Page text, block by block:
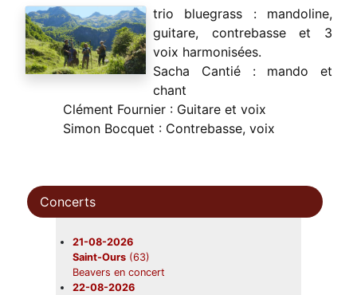
trio bluegrass : mandoline,
guitare, contrebasse et 3
voix harmonisées.
Sacha Cantié : mando et
chant
Clément Fournier : Guitare et voix
Simon Bocquet : Contrebasse, voix
Concerts
21-08-2026
Saint-Ours (63)
Beavers en concert
22-08-2026